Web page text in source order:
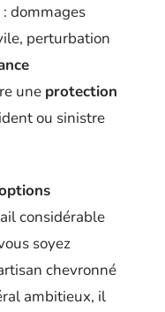
dommages
perturbation
une protection
ou sinistre
considérable
soyez
chevronné
ambitieux, il